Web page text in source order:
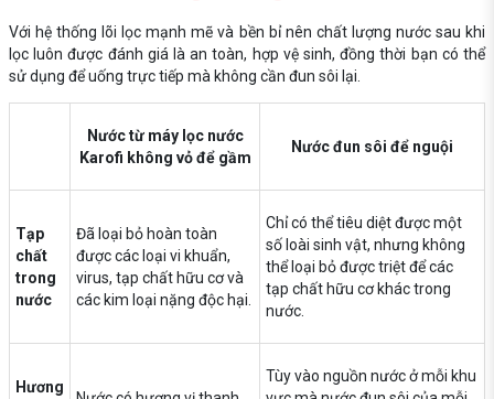
Với hệ thống lõi lọc mạnh mẽ và bền bỉ nên chất lượng nước sau khi
lọc luôn được đánh giá là an toàn, hợp vệ sinh, đồng thời bạn có thể
sử dụng để uống trực tiếp mà không cần đun sôi lại.
Nước từ máy lọc nước
Karofi không vỏ để gầm
Nước đun sôi để nguội
Tạp
chất
trong
nước
Đã loại bỏ hoàn toàn
được các loại vi khuẩn,
virus, tạp chất hữu cơ và
các kim loại nặng độc hại.
Chỉ có thể tiêu diệt được một
số loài sinh vật, nhưng không
thể loại bỏ được triệt để các
tạp chất hữu cơ khác trong
nước.
Hương
Tùy vào nguồn nước ở mỗi khu